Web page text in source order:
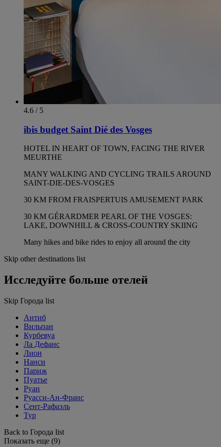
4.6 / 5
ibis budget Saint Dié des Vosges
HOTEL IN HEART OF TOWN, FACING THE RIVER
MEURTHE
MANY WALKING AND CYCLING TRAILS AROUND
SAINT-DIE-DES-VOSGES
30 KM FROM FRAISPERTUIS AMUSEMENT PARK
30 KM GÉRARDMER PEARL OF THE VOSGES:
LAKE, DOWNHILL & CROSS-COUNTRY SKIING
Many hikes and bike rides to enjoy all around the city
Skip other destinations list
Исследуйте больше отелей
Skip Города list
Антиб
Вильпан
Курбевуа
Ла Дефанс
Лион
Нанси
Париж
Пуатье
Руан
Руасси-Ан-Франс
Сент-Рафаэль
Тур
Back to Города list
Показать еще (9)